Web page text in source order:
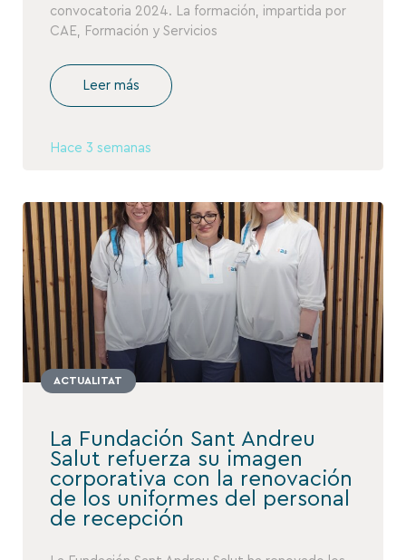
convocatoria 2024. La formación, impartida por
CAE, Formación y Servicios
Leer más
Hace 3 semanas
ACTUALITAT
La Fundación Sant Andreu
Salut refuerza su imagen
corporativa con la renovación
de los uniformes del personal
de recepción